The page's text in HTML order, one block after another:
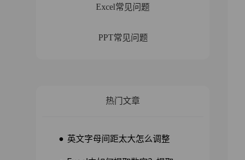
Excel常见问题
PPT常见问题
热门文章
● 英文字母间距太大怎么调整